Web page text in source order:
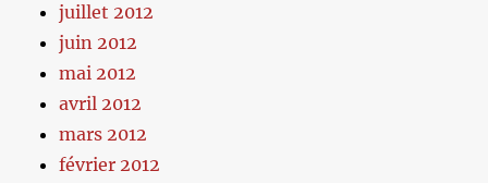
juillet 2012
juin 2012
mai 2012
avril 2012
mars 2012
février 2012